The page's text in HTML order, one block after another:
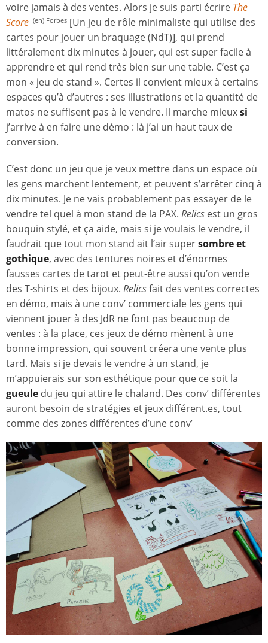
voire jamais à des ventes. Alors je suis parti écrire The
Score (en) Forbes [Un jeu de rôle minimaliste qui utilise des
cartes pour jouer un braquage (NdT)], qui prend
littéralement dix minutes à jouer, qui est super facile à
apprendre et qui rend très bien sur une table. C’est ça
mon « jeu de stand ». Certes il convient mieux à certains
espaces qu’à d’autres : ses illustrations et la quantité de
matos ne suffisent pas à le vendre. Il marche mieuxsi
j’arrive à en faire une démo : là j’ai un haut taux de
conversion.
C’est donc un jeu que je veux mettre dans un espace où
les gens marchent lentement, et peuvent s’arrêter cinq à
dix minutes. Je ne vais probablement pas essayer de le
vendre tel quel à mon stand de la PAX. Relics est un gros
bouquin stylé, et ça aide, mais si je voulais le vendre, il
faudrait que tout mon stand ait l’air supersombre et
gothique, avec des tentures noires et d’énormes
fausses cartes de tarot et peut-être aussi qu’on vende
des T-shirts et des bijoux. Relicsfait des ventes correctes
en démo, mais à une conv’ commerciale les gens qui
viennent jouer à des JdR ne font pas beaucoup de
ventes : à la place, ces jeux de démo mènent à une
bonne impression, qui souvent créera une vente plus
tard. Mais si je devais le vendre à un stand, je
m’appuierais sur son esthétique pour que ce soit la
gueule du jeu qui attire le chaland. Des conv’ différentes
auront besoin de stratégies et jeux différent.es, tout
comme des zones différentes d’une conv’